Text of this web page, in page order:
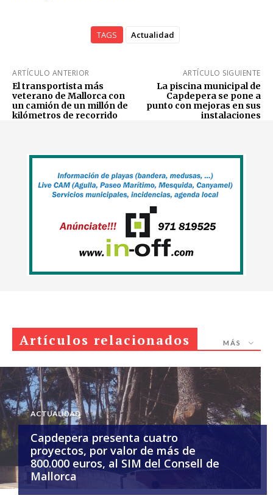
TAGS Actualidad
ARTÍCULO ANTERIOR
El transportista más
veterano de Mallorca con
un camión de un millón de
kilómetros de recorrido
ARTÍCULO SIGUIENTE
La piscina municipal de
Capdepera se pone a
punto con mejoras en sus
instalaciones
Artículos relacionados MÁS
ACTUALIDAD
Capdepera presenta cuatro
proyectos, por valor de más de
800.000 euros, al SIM del Consell de
Mallorca